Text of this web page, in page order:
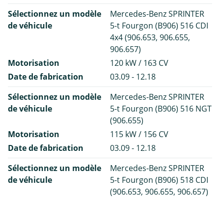
Sélectionnez un modèle
de véhicule
Mercedes-Benz SPRINTER
5-t Fourgon (B906) 516 CDI
4x4 (906.653, 906.655,
906.657)
Motorisation
120 kW / 163 CV
Date de fabrication
03.09 - 12.18
Sélectionnez un modèle
de véhicule
Mercedes-Benz SPRINTER
5-t Fourgon (B906) 516 NGT
(906.655)
Motorisation
115 kW / 156 CV
Date de fabrication
03.09 - 12.18
Sélectionnez un modèle
de véhicule
Mercedes-Benz SPRINTER
5-t Fourgon (B906) 518 CDI
(906.653, 906.655, 906.657)